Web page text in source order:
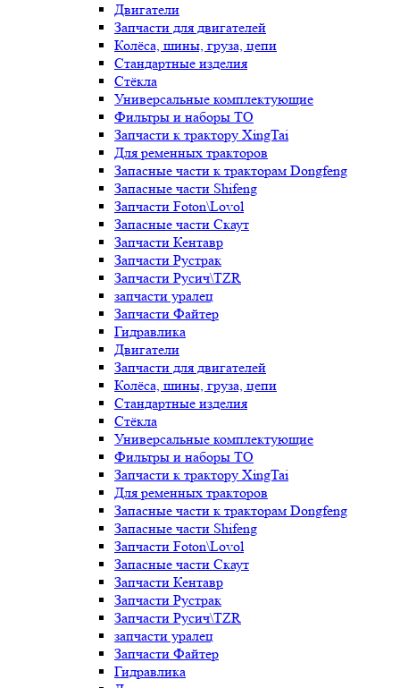
Двигатели
Запчасти для двигателей
Колёса, шины, груза, цепи
Стандартные изделия
Стёкла
Универсальные комплектующие
Фильтры и наборы ТО
Запчасти к трактору XingTai
Для ременных тракторов
Запасные части к тракторам Dongfeng
Запасные части Shifeng
Запчасти Foton\Lovol
Запасные части Скаут
Запчасти Кентавр
Запчасти Рустрак
Запчасти Русич\TZR
запчасти уралец
Запчасти Файтер
Гидравлика
Двигатели
Запчасти для двигателей
Колёса, шины, груза, цепи
Стандартные изделия
Стёкла
Универсальные комплектующие
Фильтры и наборы ТО
Запчасти к трактору XingTai
Для ременных тракторов
Запасные части к тракторам Dongfeng
Запасные части Shifeng
Запчасти Foton\Lovol
Запасные части Скаут
Запчасти Кентавр
Запчасти Рустрак
Запчасти Русич\TZR
запчасти уралец
Запчасти Файтер
Гидравлика